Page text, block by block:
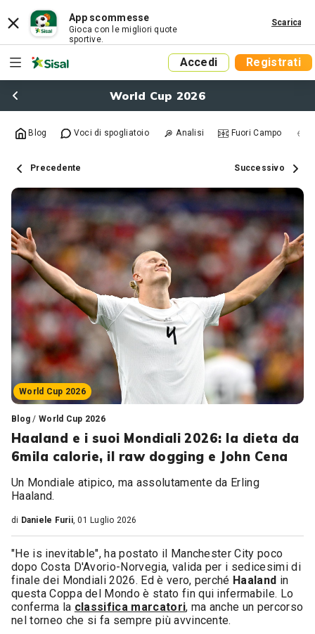
App scommesse
Gioca con le migliori quote
sportive.
Scarica
Accedi Registrati
World Cup 2026
Blog Voci di spogliatoio Analisi Fuori Campo
Precedente Successivo
World Cup 2026
Blog / World Cup 2026
Haaland e i suoi Mondiali 2026: la dieta da
6mila calorie, il raw dogging e John Cena
Un Mondiale atipico, ma assolutamente da Erling
Haaland.
di Daniele Furii, 01 Luglio 2026
"He is inevitable", ha postato il Manchester City poco
dopo Costa D'Avorio-Norvegia, valida per i sedicesimi di
finale dei Mondiali 2026. Ed è vero, perché Haaland in
questa Coppa del Mondo è stato fin qui infermabile. Lo
conferma la classifica marcatori, ma anche un percorso
nel torneo che si fa sempre più avvincente.